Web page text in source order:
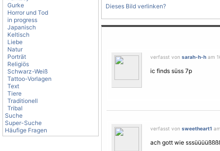
Gurke
Horror und Tod
in progress
Japanisch
Keltisch
Liebe
Natur
Porträt
Religiös
Schwarz-Weiß
Tattoo-Vorlagen
Text
Tiere
Traditionell
Tribal
Suche
Super-Suche
Häufige Fragen
Dieses Bild verlinken?
verfasst von sarah-h-h am
ic finds süss 7p
verfasst von sweetheart1
ach gott wie